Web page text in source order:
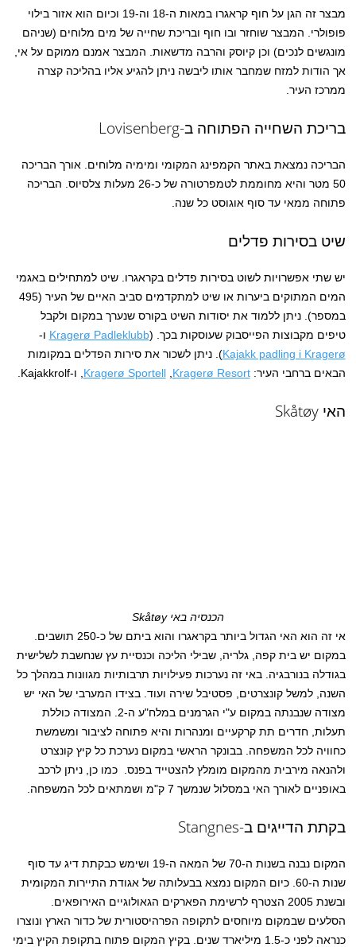
מבצר זה הגן על חוף קראגרו במאות ה-18 וה-19 וכיום הוא אזור בילוי
פופולרי. המבצר שוחזר ובו חוף ובריכת שחייה של מים מלוחים (שניהם
מונגשים לנכים) וכן קיוסק והרבה מדשאות. המבצר אמנם ממוקם על אי,
אך הודות למזח שמחבר אותו ליבשה ניתן להגיע אליו בהליכה קצרה
ממרכז העיר.
בריכת השחייה הפתוחה ב-Lovisenberg
הבריכה נמצאת באתר הקמפינג המקומי ומימיה מלוחים. אורך הבריכה
50 מטר והיא מחוממת לטמפרטורה של כ-26 מעלות צלסיוס. הבריכה
פתוחה ממאי עד סוף אוגוסט כל שנה.
שיט בסירות פדלים
יש שתי אפשרויות לשוט בסירות פדלים בקראגרו. שיט למתחילים באגמי
המים המתוקים ביערות או שיט למתקדמים סביב האיים של העיר (495
במספר). ניתן ללמוד את יסודות השיט בקורס שנערך במקום ולקבל
טיפים מקבוצות הפייסבוק שעוסקות בכך. (Kragerø Padleklubb ו-
Kajakk padling i Kragerø). ניתן לשכור את סירות הפדלים במקומות
הבאים ברחבי העיר:
Kragerø Sportell, Kragerø Resort , ו-Kajakkrolf.
האי Skåtøy
הכנסיה באי Skåtøy
אי זה הוא האי הגדול ביותר בקראגרו והוא ביתם של כ-250 תושבים.
במקום יש בית קפה, גלריה, שבילי הליכה וכנסיית עץ שנחשבת לשלישית
בגודלה בנורבגיה. באי זה נערכות פעילויות תרבותיות מגוונות במהלך כל
השנה, למשל קונצרטים, פסטיבל שירה ועוד. בצידו המערבי של האי יש
מצודה שנבנתה במקום ע"י הגרמנים במלח"ע ה-2. המצודה כוללת
תעלות, חדרים תת קרקעיים ומנהרות והיא פתוחה לציבור ומשמשת
כחוויה לכל המשפחה. בבונקר הראשי במקום נערכת כל קיץ קונצרט
ולהנאה מירבית מהמקום מומלץ להצטייד בפנס. כמו כן, ניתן לרכב
באופניים לאורך האי במסלול שנמשך 7 ק"מ ושמתאים לכל המשפחה.
בקתת הדייגים ב-Stangnes
המקום נבנה בשנות ה-70 של המאה ה-19 ושימש כבקתת דיג עד סוף
שנות ה-60. כיום המקום נמצא בבעלותה של אגודת התיירות המקומית
ובשנת 2005 הצטרף לרשימת הפארקים הגאולוגיים האירופאים.
הסלעים שבמקום מיוחסים לתקופה הפרהיסטורית של כדור הארץ ונוצרו
כנראה לפני כ-1.5 מיליארד שנים. בקיץ המקום פתוח בתקופת הקיץ בימי